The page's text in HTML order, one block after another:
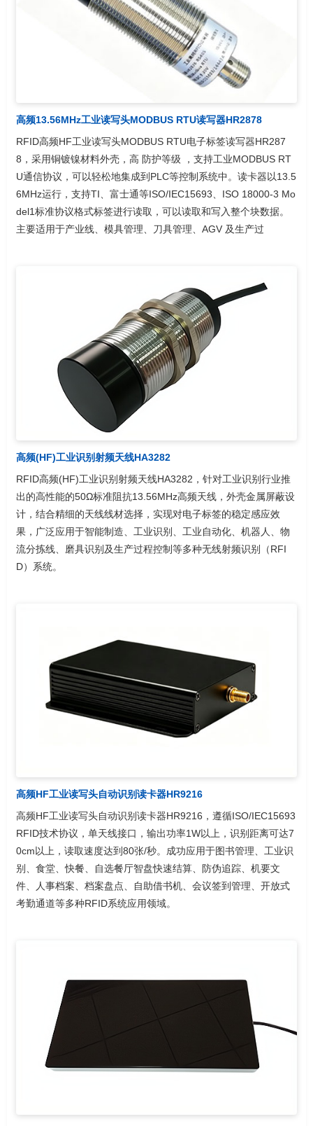
高频13.56MHz工业读写头MODBUS RTU读写器HR2878
RFID高频HF工业读写头MODBUS RTU电子标签读写器HR287
8，采用铜镀镍材料外壳，高 防护等级 ，支持工业MODBUS RT
U通信协议，可以轻松地集成到PLC等控制系统中。读卡器以13.5
6MHz运行，支持TI、富士通等ISO/IEC15693、ISO 18000-3 Mo
del1标准协议格式标签进行读取，可以读取和写入整个块数据。
主要适用于产业线、模具管理、刀具管理、AGV 及生产过
高频(HF)工业识别射频天线HA3282
RFID高频(HF)工业识别射频天线HA3282，针对工业识别行业推
出的高性能的50Ω标准阻抗13.56MHz高频天线，外壳金属屏蔽设
计，结合精细的天线线材选择，实现对电子标签的稳定感应效
果，广泛应用于智能制造、工业识别、工业自动化、机器人、物
流分拣线、磨具识别及生产过程控制等多种无线射频识别（RFI
D）系统。
高频HF工业读写头自动识别读卡器HR9216
高频HF工业读写头自动识别读卡器HR9216，遵循ISO/IEC15693
RFID技术协议，单天线接口，输出功率1W以上，识别距离可达7
0cm以上，读取速度达到80张/秒。成功应用于图书管理、工业识
别、食堂、快餐、自选餐厅智盘快速结算、防伪追踪、机要文
件、人事档案、档案盘点、自助借书机、会议签到管理、开放式
考勤通道等多种RFID系统应用领域。